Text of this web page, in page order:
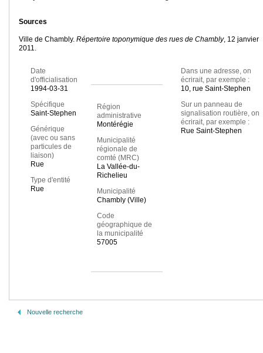
Sources
Ville de Chambly. Répertoire toponymique des rues de Chambly, 12 janvier
2011.
Date
d'officialisation
1994-03-31
Spécifique
Saint-Stephen
Générique
(avec ou sans
particules de
liaison)
Rue
Type d'entité
Rue
Région
administrative
Montérégie
Municipalité
régionale de
comté (MRC)
La Vallée-du-
Richelieu
Municipalité
Chambly (Ville)
Code
géographique de
la municipalité
57005
Dans une adresse, on
écrirait, par exemple :
10, rue Saint-Stephen
Sur un panneau de
signalisation routière, on
écrirait, par exemple :
Rue Saint-Stephen
Nouvelle recherche